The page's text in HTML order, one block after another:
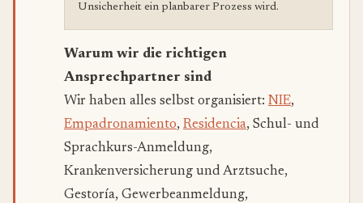
Unsicherheit ein planbarer Prozess wird.
Warum wir die richtigen
Ansprechpartner sind
Wir haben alles selbst organisiert: NIE,
Empadronamiento, Residencia, Schul- und
Sprachkurs-Anmeldung,
Krankenversicherung und Arztsuche,
Gestoría, Gewerbeanmeldung,